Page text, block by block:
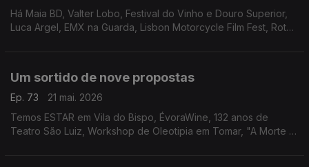
Há Maia BD, Valter Lobo, Festival do Vinho e Douro Superior,
Luca Argel, EMX na Guarda, Lisbon Motorcycle Film Fest, Rota
Um sortido de nove propostas
Ep. 73
21 mai. 2026
Temos ESTAR em Vila do Bispo, ÉvoraWine, 132 anos de
Teatro São Luiz, Workshop de Oleotipia em Tomar, "A Morte e